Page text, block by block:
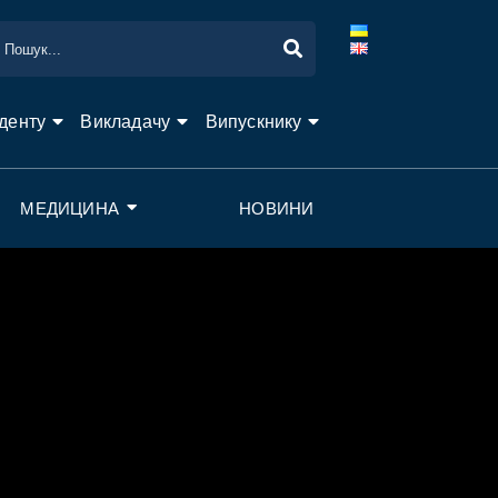
Викладачу Випускнику
МЕДИЦИНА НОВИНИ